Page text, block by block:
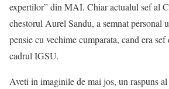
expertilor” din MAI. Chiar actualul sef al
chestorul Aurel Sandu, a semnat personal
pensie cu vechime cumparata, cand era sef
cadrul IGSU.
Aveti in imaginile de mai jos, un raspuns